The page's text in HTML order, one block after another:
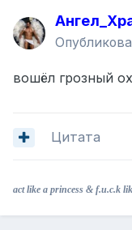
вошёл грозный
Цитата
act like a princess & f.u.c.k